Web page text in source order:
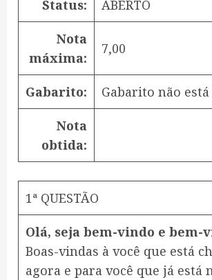
Status: ABERTO
Nota
máxima:
7,00
Gabarito: Gabarito não
Nota
obtida:
1ª QUESTÃO
Olá, seja bem-vindo e bem-
Boas-vindas à você que está
agora e para você que já está